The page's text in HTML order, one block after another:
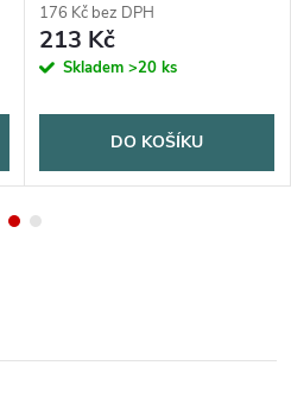
176 Kč bez DPH
213 Kč
Skladem >20 ks
DO KOŠÍKU